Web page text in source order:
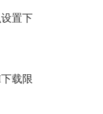
置下
载限